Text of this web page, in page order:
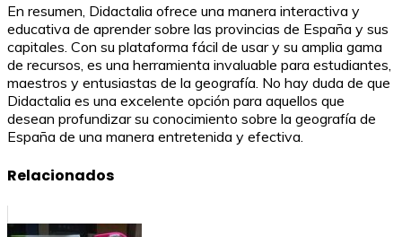
En resumen, Didactalia ofrece una manera interactiva y
educativa de aprender sobre las provincias de España y sus
capitales. Con su plataforma fácil de usar y su amplia gama
de recursos, es una herramienta invaluable para estudiantes,
maestros y entusiastas de la geografía. No hay duda de que
Didactalia es una excelente opción para aquellos que
desean profundizar su conocimiento sobre la geografía de
España de una manera entretenida y efectiva.
Relacionados